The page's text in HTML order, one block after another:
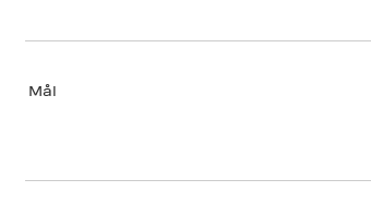
Mål